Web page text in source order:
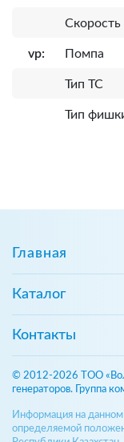
Скорость
vp: Помпа
Тип ТС
Тип
Главная
Каталог
Контакты
© 2012-2026 ТОО
генераторов. Группа
Информация на данном
определяемой